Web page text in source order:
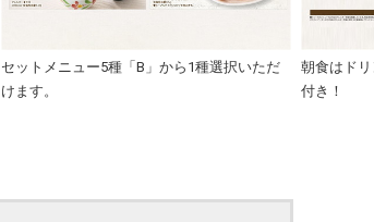
セットメニュー5種「B」から1種選択いただ
けます。
朝食はド
付き！